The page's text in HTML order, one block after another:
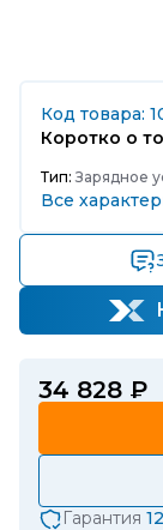
Код товара:
Коротко о
Тип: Зарядное
Все
34 828 ₽
Гарантия